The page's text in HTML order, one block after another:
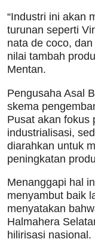
“Industri ini akan
turunan seperti
nata de coco,
nilai tambah
Mentan.
Pengusaha Asal
skema
Pusat akan fokus
industrialisasi,
diarahkan untuk
peningkatan
Menanggapi hal
menyambut baik
menyatakan
Halmahera
hilirisasi nasional.